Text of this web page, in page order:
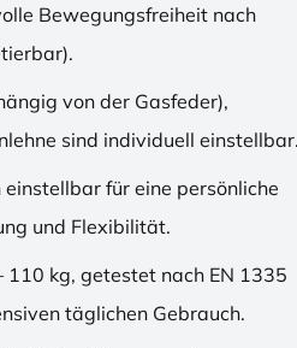
Bewegungsfreiheit nach
von der Gasfeder),
sind individuell
für eine persönliche
und Flexibilität.
kg, getestet nach EN 1335
täglichen Gebrauch.